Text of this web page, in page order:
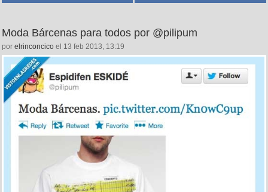
Moda Bárcenas para todos por @pilipum
por elrinconcico el 13 feb 2013, 13:19